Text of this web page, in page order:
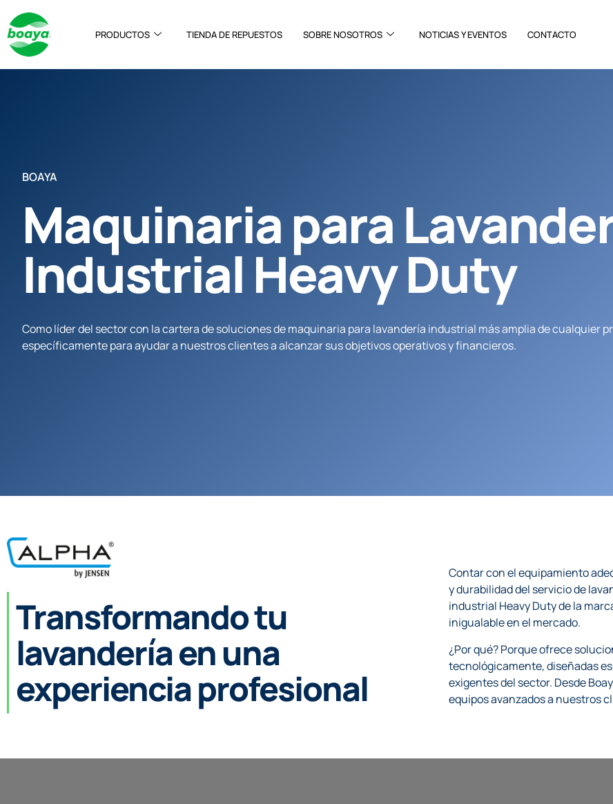
PRODUCTOS TIENDA DE REPUESTOS SOBRE NOSOTROS NOTICIAS Y EVENTOS CONTACTO
BOAYA
Maquinaria para
Industrial Heavy Duty
Como líder del sector con la cartera de soluciones de maquinaria para lavandería industrial más amplia de cualquier
específicamente para ayudar a nuestros clientes a alcanzar sus objetivos operativos y financieros.
Transformando tu
lavandería en una
experiencia profesional
Contar con el equipamiento
y durabilidad del servicio de
industrial Heavy Duty de la
inigualable en el mercado.
¿Por qué? Porque ofrece
tecnológicamente, diseñadas
exigentes del sector. Desde
equipos avanzados a nuestros